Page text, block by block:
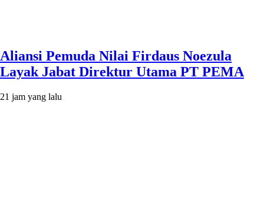
Aliansi Pemuda Nilai Firdaus Noezula
Layak Jabat Direktur Utama PT PEMA
21 jam yang lalu